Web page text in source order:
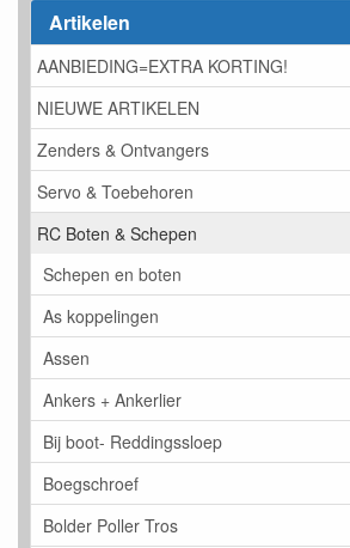
Artikelen
AANBIEDING=EXTRA KORTING!
NIEUWE ARTIKELEN
Zenders & Ontvangers
Servo & Toebehoren
RC Boten & Schepen
Schepen en boten
As koppelingen
Assen
Ankers + Ankerlier
Bij boot- Reddingssloep
Boegschroef
Bolder Poller Tros